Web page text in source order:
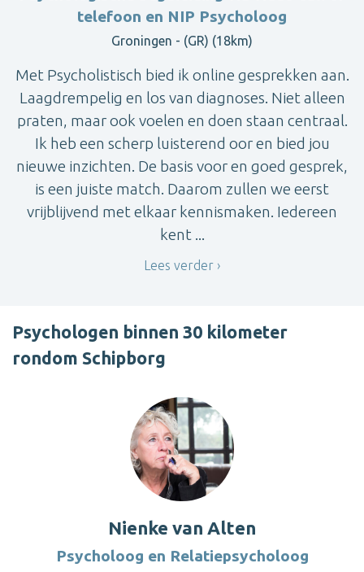
telefoon en NIP Psycholoog
Groningen - (GR) (18km)
Met Psycholistisch bied ik online gesprekken aan.
Laagdrempelig en los van diagnoses. Niet alleen
praten, maar ook voelen en doen staan centraal.
Ik heb een scherp luisterend oor en bied jou
nieuwe inzichten. De basis voor en goed gesprek,
is een juiste match. Daarom zullen we eerst
vrijblijvend met elkaar kennismaken. Iedereen
kent ...
Lees verder
Psychologen binnen 30 kilometer
rondom Schipborg
Nienke van Alten
Psycholoog en Relatiepsycholoog